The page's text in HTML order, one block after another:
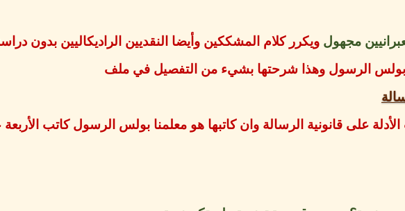
مجهول ويكرر كلام المشككين وأيضا النقديين الراديكاليين بدون
بولس الرسول وهذا شرحتها بشيء من التفصيل في ملف
على قانونية الرسالة وان كاتبها هو معلمنا بولس الرسول كاتب